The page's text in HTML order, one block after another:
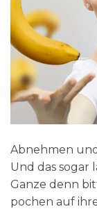
Abnehmen
Und das sogar
Ganze denn
pochen auf